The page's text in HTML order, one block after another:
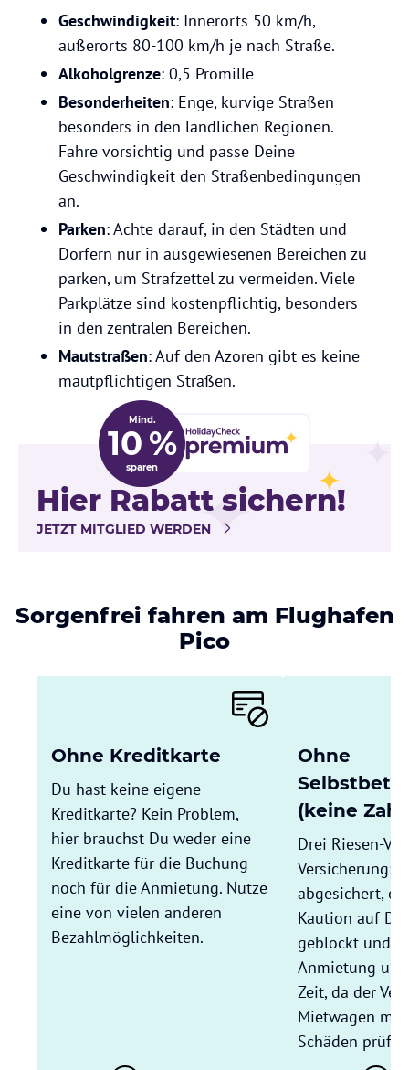
Geschwindigkeit: Innerorts 50 km/h,
außerorts 80-100 km/h je nach Straße.
Alkoholgrenze: 0,5 Promille
Besonderheiten: Enge, kurvige Straßen
besonders in den ländlichen Regionen.
Fahre vorsichtig und passe Deine
Geschwindigkeit den Straßenbedingungen
an.
Parken: Achte darauf, in den Städten und
Dörfern nur in ausgewiesenen Bereichen zu
parken, um Strafzettel zu vermeiden. Viele
Parkplätze sind kostenpflichtig, besonders
in den zentralen Bereichen.
Mautstraßen: Auf den Azoren gibt es keine
mautpflichtigen Straßen.
Mind.
10 %
sparen
Hier Rabatt sichern!
JETZT MITGLIED WERDEN
Sorgenfrei fahren am Flughafen
Pico
Ohne Kreditkarte
Du hast keine eigene
Kreditkarte? Kein Problem,
hier brauchst Du weder eine
Kreditkarte für die Buchung
noch für die Anmietung. Nutze
eine von vielen anderen
Bezahlmöglichkeiten.
Ohne
(keine
Drei Riesen-
Versicherung:
abgesichert,
Kaution auf
geblockt und
Anmietung
Zeit, da der
Mietwagen
Schäden prüft.